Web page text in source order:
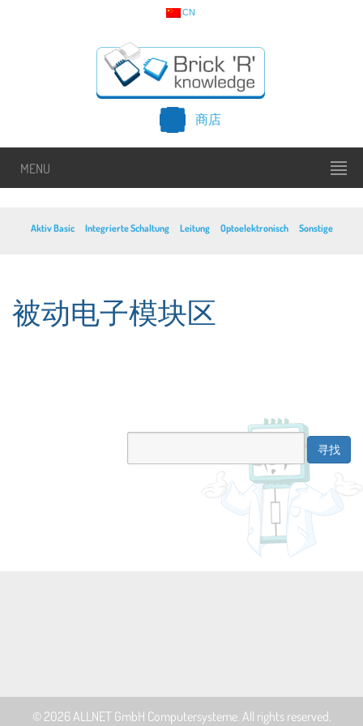
CN
商店
MENU
Aktiv Basic Integrierte Schaltung Leitung Optoelektronisch Sonstige
被动电子模块区
© 2026ALLNET GmbH Computersysteme. All rights reserved.